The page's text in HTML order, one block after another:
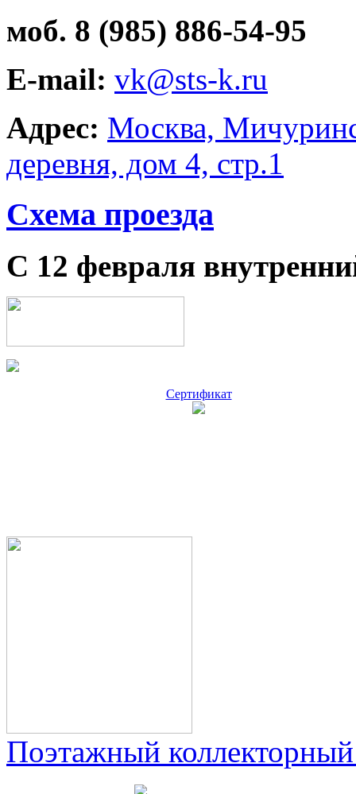
моб. 8 (985) 886-54-95
E-mail: vk@sts-k.ru
Адрес: Москва,
деревня, дом 4, стр.1
Схема проезда
С 12 февраля
Сертификат
Поэтажный